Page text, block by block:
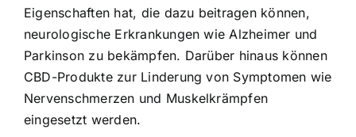
Eigenschaften hat, die dazu beitragen können,
neurologische Erkrankungen wie Alzheimer und
Parkinson zu bekämpfen. Darüber hinaus können
CBD-Produkte zur Linderung von Symptomen wie
Nervenschmerzen und Muskelkrämpfen
eingesetzt werden.